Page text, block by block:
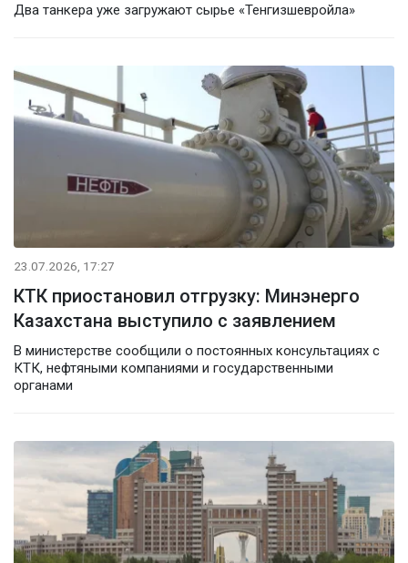
Два танкера уже загружают сырье «Тенгизшевройла»
23.07.2026, 17:27
КТК приостановил отгрузку: Минэнерго
Казахстана выступило с заявлением
В министерстве сообщили о постоянных консультациях с
КТК, нефтяными компаниями и государственными
органами